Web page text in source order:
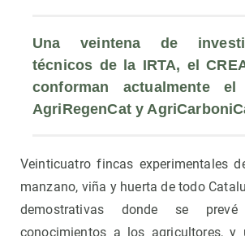
Una veintena de
técnicos de la IRTA, el
conforman actualmente
AgriRegenCat y
Veinticuatro fincas experimentales
manzano, viña y huerta de todo
demostrativas donde se
conocimientos a los agricultores, y